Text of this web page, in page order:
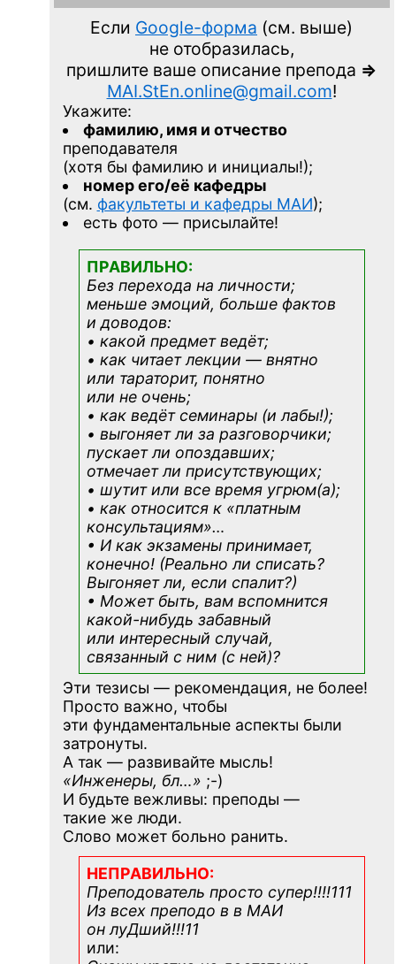
Если Google-форма (см. выше)
не отобразилась,
пришлите ваше описание препода =>
MAI.StEn.online@gmail.com!
Укажите:
фамилию, имя и отчество
преподавателя
(хотя бы фамилию и инициалы!);
номер его/её кафедры
(см. факультеты и кафедры МАИ);
есть фото — присылайте!
ПРАВИЛЬНО:
Без перехода на личности;
меньше эмоций, больше фактов
и доводов:
• какой предмет ведёт;
• как читает лекции — внятно
или тараторит, понятно
или не очень;
• как ведёт семинары (и лабы!);
• выгоняет ли за разговорчики;
пускает ли опоздавших;
отмечает ли присутствующих;
• шутит или все время угрюм(а);
• как относится к «платным
консультациям»…
• И как экзамены принимает,
конечно! (Реально ли списать?
Выгоняет ли, если спалит?)
• Может быть, вам вспомнится
какой-нибудь забавный
или интересный случай,
связанный с ним (с ней)?
Эти тезисы — рекомендация, не более!
Просто важно, чтобы
эти фундаментальные аспекты были
затронуты.
А так — развивайте мысль!
«Инженеры, бл…» ;-)
И будьте вежливы: преподы —
такие же люди.
Слово может больно ранить.
НЕПРАВИЛЬНО:
Преподователь просто супер!!!!111
Из всех преподо в в МАИ
он луДший!!!11
или: